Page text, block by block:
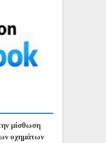
μίσθωση
οχημάτων